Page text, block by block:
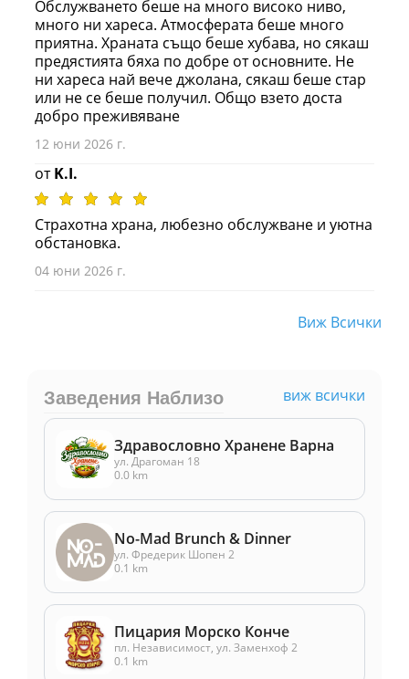
Обслужването беше на много високо ниво,
много ни хареса. Атмосферата беше много
приятна. Храната също беше хубава, но сякаш
предястията бяха по добре от основните. Не
ни хареса най вече джолана, сякаш беше стар
или не се беше получил. Общо взето доста
добро преживяване
12 юни 2026 г.
отK.I.
Страхотна храна, любезно обслужване и уютна
обстановка.
04 юни 2026 г.
Виж Всички
Заведения Наблизо виж всички
Здравословно Хранене Варна
ул. Драгоман 18
0.0 km
No-Mad Brunch & Dinner
ул. Фредерик Шопен 2
0.1 km
Пицария Морско Конче
пл. Независимост, ул. Заменхоф 2
0.1 km